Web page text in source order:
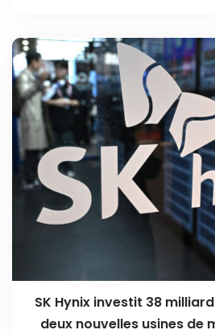
SK Hynix investit 38
deux nouvelles usines de